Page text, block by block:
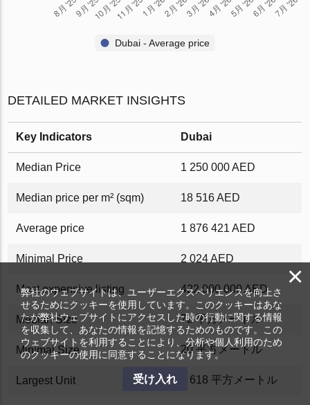
Dubai - Average price
DETAILED MARKET INSIGHTS
Key Indicators Dubai
Median Price 1 250 000 AED
Median price per m² (sqm) 18 516 AED
Average price 1 876 421 AED
Minimal Price 2 024 AED
Most expensive listing 422 000 000 AED
Median Size 72 平方メートル
Minimal Size 20 平方メートル
Largest Unit 4 618 平方メートル
×
弊社のウェブサイトは、ユーザーエクスペリエンスを向上さ
せるためにクッキーを使用しています。このクッキーはあな
たが弊社ウェブサイトにアクセスした時の行動に関する情報
を収集して、あなたの情報を記憶するためのものです。この
ウェブサイトを利用することにより、分析や個人利用のため
のクッキーの使用に同意することになります。
受け入れ